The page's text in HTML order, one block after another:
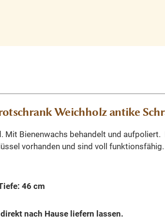
Weichholz antike
Bienenwachs behandelt und
vorhanden und sind voll
46 cm
nach Hause liefern lassen.